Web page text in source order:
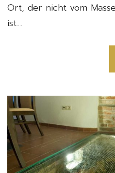
Ort, der nicht vom
ist....